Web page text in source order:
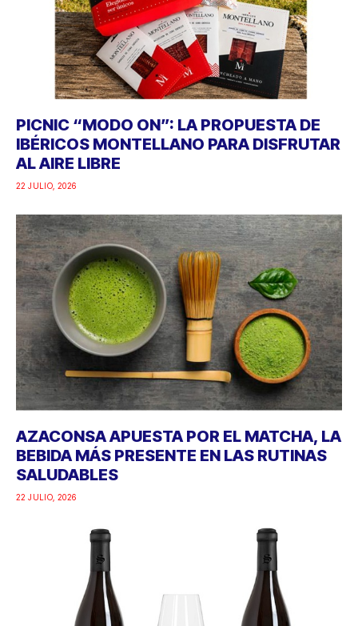
PICNIC “MODO ON”: LA PROPUESTA DE
IBÉRICOS MONTELLANO PARA DISFRUTAR
AL AIRE LIBRE
22 JULIO, 2026
AZACONSA APUESTA POR EL MATCHA, LA
BEBIDA MÁS PRESENTE EN LAS RUTINAS
SALUDABLES
22 JULIO, 2026